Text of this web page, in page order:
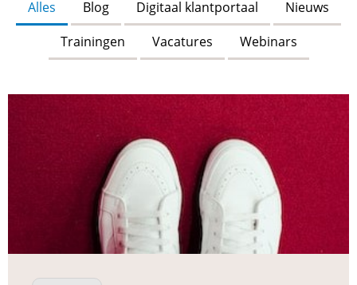
Alles Blog Digitaal klantportaal
Nieuws
Trainingen
Vacatures Webinars